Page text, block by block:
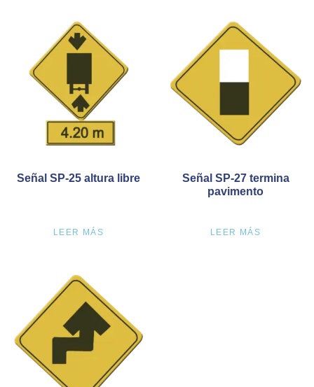
Señal SP-25 altura libre
LEER MÁS
Señal SP-27 termina
pavimento
LEER MÁS